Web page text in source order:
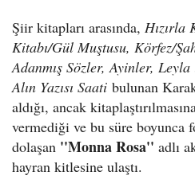
Şiir kitapları arasında, Hızırla
Kitabı/Gül Muştusu, Körfez/
Adanmış Sözler, Ayinler,
Alın Yazısı Saati bulunan
aldığı, ancak
vermediği ve bu süre boyunca
dolaşan ''Monna Rosa'' adlı
hayran kitlesine ulaştı.